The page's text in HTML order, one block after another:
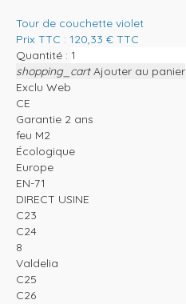
Tour de couchette violet
Prix TTC : 120,33 € TTC
Quantité :
shopping_cart Ajouter au panier
Exclu Web
CE
Garantie 2 ans
feu M2
Écologique
Europe
EN-71
DIRECT USINE
C23
C24
8
Valdelia
C25
C26